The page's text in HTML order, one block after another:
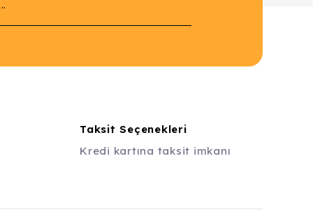
Taksit Seçenekleri
Kredi kartına taksit imkanı